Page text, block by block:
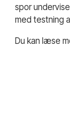
spor
med testning
Du kan læse